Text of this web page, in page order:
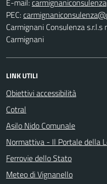
E-mail:
PEC:
Carmignani Consulenza
Carmignani
LINK UTILI
Obiettivi accessibilità
Cotral
Asilo Nido Comunale
Normattiva - Il Portale della
Ferrovie dello Stato
Meteo di Vignanello